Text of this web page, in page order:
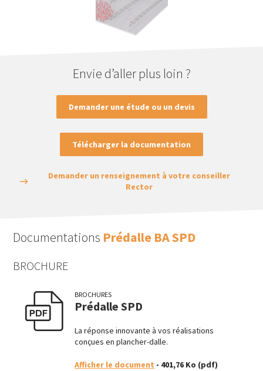
Envie d’aller plus loin ?
Demander une étude ou un devis
Télécharger la documentation
Demander un renseignement à votre conseiller
Rector
Documentations Prédalle BA SPD
BROCHURE
BROCHURES
Prédalle SPD
La réponse innovante à vos réalisations
conçues en plancher-dalle.
Afficher le document - 401,76 Ko (pdf)